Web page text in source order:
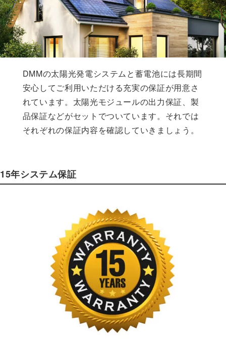
DMMの太陽光発電システムと蓄電池には長期間
安心してご利用いただける充実の保証が用意さ
れています。太陽光モジュールの出力保証、製
品保証などがセットでついています。それでは
それぞれの保証内容を確認していきましょう。
15年システム保証